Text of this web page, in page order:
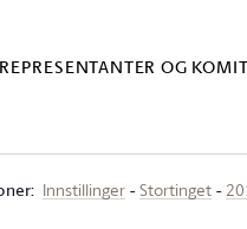
REPRESENTANTER OG
Innstillinger Stortinget